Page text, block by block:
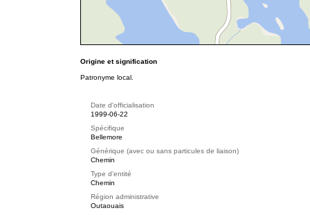
Origine et signification
Patronyme local.
Date d'officialisation
1999-06-22
Spécifique
Bellemore
Générique (avec ou sans particules de liaison)
Chemin
Type d'entité
Chemin
Région administrative
Outaouais